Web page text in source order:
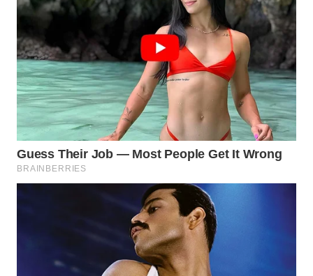
WN
WN
BINTAN
WN
MANDALIKA
WN